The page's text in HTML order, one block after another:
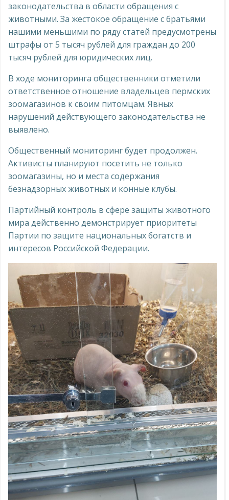
законодательства в области обращения с
животными. За жестокое обращение с братьями
нашими меньшими по ряду статей предусмотрены
штрафы от 5 тысяч рублей для граждан до 200
тысяч рублей для юридических лиц.
В ходе мониторинга общественники отметили
ответственное отношение владельцев пермских
зоомагазинов к своим питомцам. Явных
нарушений действующего законодательства не
выявлено.
Общественный мониторинг будет продолжен.
Активисты планируют посетить не только
зоомагазины, но и места содержания
безнадзорных животных и конные клубы.
Партийный контроль в сфере защиты животного
мира действенно демонстрирует приоритеты
Партии по защите национальных богатств и
интересов Российской Федерации.